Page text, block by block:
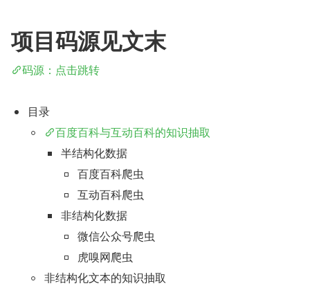
项目码源见文末
码源：点击跳转
目录
百度百科与互动百科的知识抽取
半结构化数据
百度百科爬虫
互动百科爬虫
非结构化数据
微信公众号爬虫
虎嗅网爬虫
非结构化文本的知识抽取